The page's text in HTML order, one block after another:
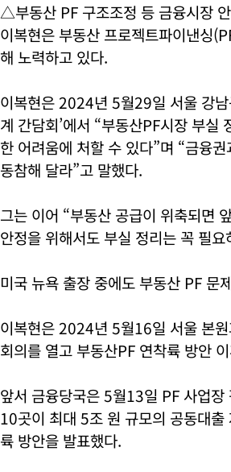
△부동산 PF 구조조정 등 금융시장
이복현은 부동산 프로젝트파이낸싱
해 노력하고 있다.
이복현은 2024년 5월29일 서울 강
계 간담회’에서 “부동산PF시장 부
한 어려움에 처할 수 있다”며 “금융
동참해 달라”고 말했다.
그는 이어 “부동산 공급이 위축되면
안정을 위해서도 부실 정리는 꼭 필
미국 뉴욕 출장 중에도 부동산 PF 문
이복현은 2024년 5월16일 서울 본
회의를 열고 부동산PF 연착륙 방안
앞서 금융당국은 5월13일 PF 사업
10곳이 최대 5조 원 규모의 공동대
륙 방안을 발표했다.